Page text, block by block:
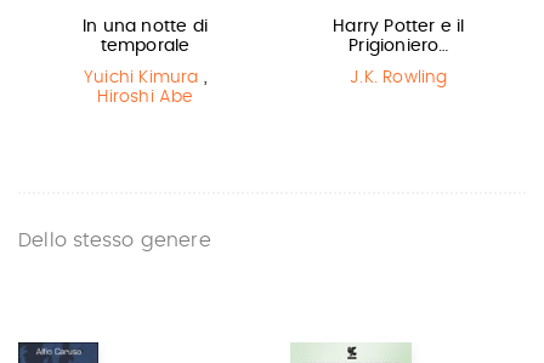
In una notte di
temporale
Yuichi Kimura ,
Hiroshi Abe
Harry Potter e il
Prigioniero…
J.K. Rowling
Dello stesso genere